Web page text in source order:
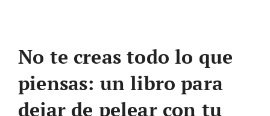
No te creas todo lo que
piensas: un libro para
dejar de pelear con tu